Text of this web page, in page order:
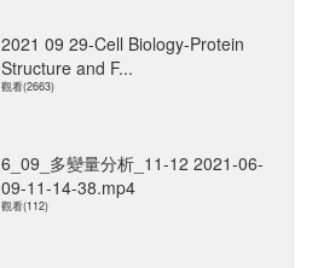
2021 09 29-Cell Biology-Protein
Structure and F...
觀看(2663)
6_09_多變量分析_11-12 2021-06-
09-11-14-38.mp4
觀看(112)